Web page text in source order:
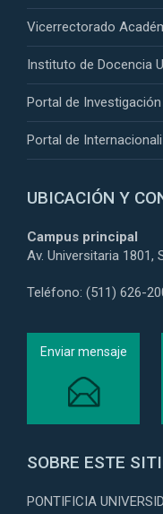
Vicerrectorado
Instituto de Docencia
Portal de Investigación
Portal de
UBICACIÓN Y
Campus principal
Av. Universitaria 1801,
Teléfono: (511) 626-
Enviar mensaje
SOBRE ESTE
PONTIFICIA